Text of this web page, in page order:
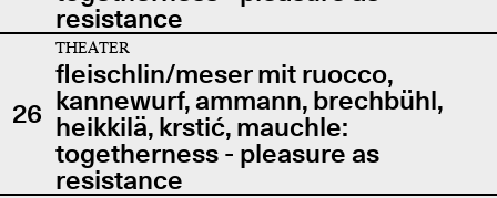
resistance
26
THEATER
fleischlin/meser mit ruocco,
kannewurf, ammann, brechbühl,
heikkilä, krstić, mauchle:
togetherness - pleasure as
resistance